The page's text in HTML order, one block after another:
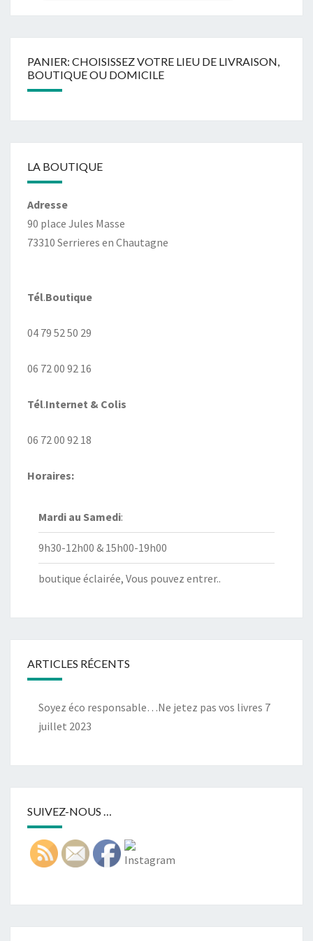
PANIER: CHOISISSEZ VOTRE LIEU DE LIVRAISON,
BOUTIQUE OU DOMICILE
LA BOUTIQUE
Adresse
90 place Jules Masse
73310 Serrieres en Chautagne
Tél.Boutique
04 79 52 50 29
06 72 00 92 16
Tél.Internet & Colis
06 72 00 92 18
Horaires:
Mardi au Samedi:
9h30-12h00 & 15h00-19h00
boutique éclairée, Vous pouvez entrer..
ARTICLES RÉCENTS
Soyez éco responsable…Ne jetez pas vos livres 7
juillet 2023
SUIVEZ-NOUS …